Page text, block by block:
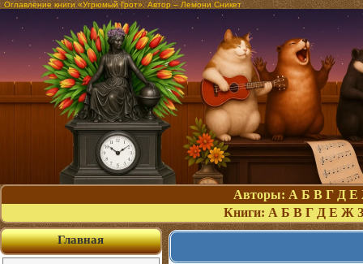
Оглавление книги «Угрюмый Грот». Автор – Лемони Сникет
Авторы: А Б В Г Д Е
Книги: А Б В Г Д Е Ж З
Главная